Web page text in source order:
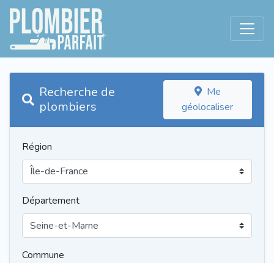
Recherche de
plombiers
Me
géolocaliser
Région
Département
Commune